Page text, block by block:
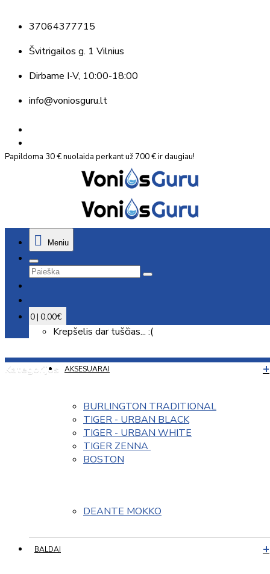
37064377715
Švitrigailos g. 1 Vilnius
Dirbame I-V, 10:00-18:00
info@voniosguru.lt
Papildoma 30 € nuolaida perkant už 700 € ir daugiau!
Meniu
0 | 0,00€
Krepšelis dar tuščias... :(
Kategorijos AKSESUARAI
BURLINGTON TRADITIONAL
TIGER - URBAN BLACK
TIGER - URBAN WHITE
TIGER ZENNA
BOSTON
DEANTE MOKKO
BALDAI